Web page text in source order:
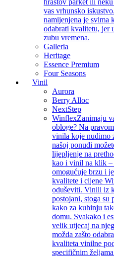
vas vrhunsko
namijenjena je svima
odabrati kvalitetu, jer
zubu vremena.
Galleria
Heritage
Essence Premium
Four Seasons
Vinil
Aurora
Berry Alloc
NextStep
WinflexZanimaju
obloge? Na
vinila koje nudimo
našoj ponudi
lijepljenje na
kao i vinil na klik –
omogućuje brzu i
kvalitete i cijene
oduševiti. Vinili iz
postojani, stoga su
kako za kuhinju
domu. Svakako i
velik utjecaj na
možda zašto
kvaliteta vinilne
specifičnim